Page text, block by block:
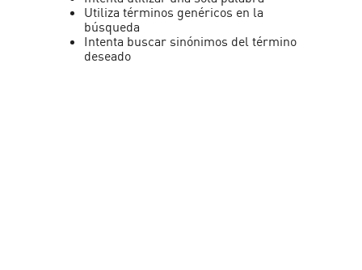
Utiliza términos genéricos en la
búsqueda
Intenta buscar sinónimos del término
deseado